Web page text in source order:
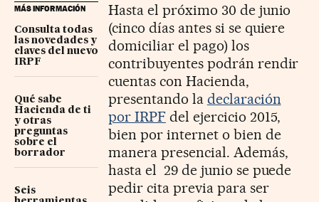
MÁS INFORMACIÓN
Consulta todas
las novedades y
claves del nuevo
IRPF
Qué sabe
Hacienda de ti
y otras
preguntas
sobre el
borrador
Seis
Hasta el próximo 30 de junio
(cinco días antes si se quiere
domiciliar el pago) los
contribuyentes podrán rendir
cuentas con Hacienda,
presentando la declaración
por IRPF del ejercicio 2015,
bien por internet o bien de
manera presencial. Además,
hasta el 29 de junio se puede
pedir cita previa para ser